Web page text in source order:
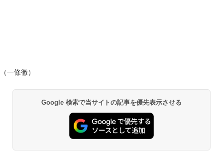
（一條徹）
Google 検索で当サイトの記事を優先表示させる